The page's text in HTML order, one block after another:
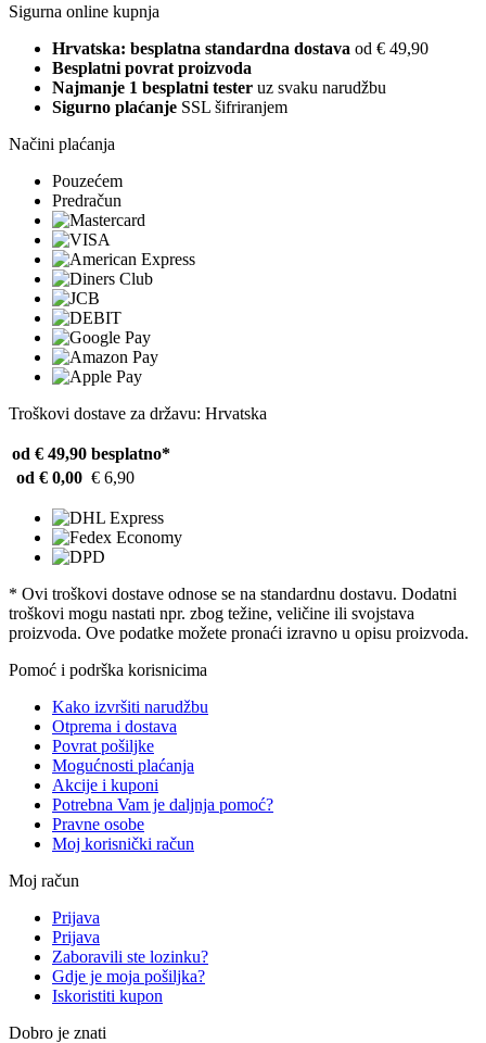
Sigurna online kupnja
Hrvatska: besplatna standardna dostava od € 49,90
Besplatni povrat proizvoda
Najmanje 1 besplatni tester uz svaku narudžbu
Sigurno plaćanje SSL šifriranjem
Načini plaćanja
Pouzećem
Predračun
Troškovi dostave za državu: Hrvatska
od € 49,90 besplatno*
od € 0,00 € 6,90
* Ovi troškovi dostave odnose se na standardnu ​​dostavu. Dodatni
troškovi mogu nastati npr. zbog težine, veličine ili svojstava
proizvoda. Ove podatke možete pronaći izravno u opisu proizvoda.
Pomoć i podrška korisnicima
Kako izvršiti narudžbu
Otprema i dostava
Povrat pošiljke
Mogućnosti plaćanja
Akcije i kuponi
Potrebna Vam je daljnja pomoć?
Pravne osobe
Moj korisnički račun
Moj račun
Prijava
Prijava
Zaboravili ste lozinku?
Gdje je moja pošiljka?
Iskoristiti kupon
Dobro je znati